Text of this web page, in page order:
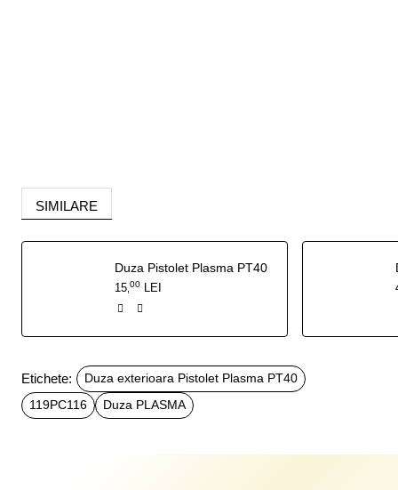
SIMILARE
Duza Pistolet Plasma PT40
15 00 LEI
Etichete:
Duza exterioara Pistolet Plasma PT40
119PC116
Duza PLASMA